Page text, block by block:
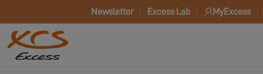
Newsletter Excess Lab MyExcess